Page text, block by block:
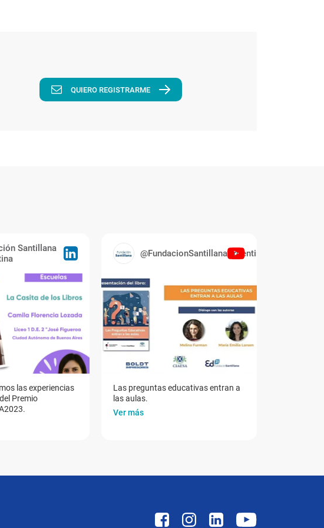
QUIERO REGISTRARME
Santillana
las experiencias
Premio
@FundacionSantillanaArgentina
Las preguntas educativas entran a
las aulas.
Ver más